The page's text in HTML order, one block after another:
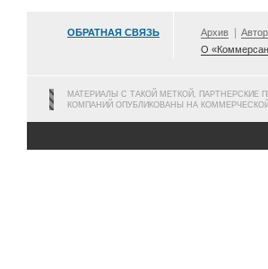
ОБРАТНАЯ СВЯЗЬ Архив
О
МАТЕРИАЛЫ С ТАКОЙ МЕТКОЙ, ПАРТНЕРСКИЕ
КОМПАНИЙ ОПУБЛИКОВАНЫ НА